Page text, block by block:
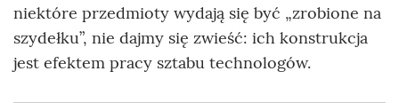
niektóre przedmioty wydają się być „zrobione na
szydełku”, nie dajmy się zwieść: ich konstrukcja
jest efektem pracy sztabu technologów.